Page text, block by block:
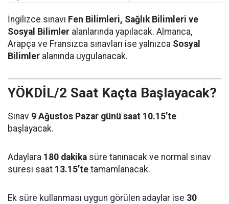
İngilizce sınavı Fen Bilimleri, Sağlık Bilimleri ve
Sosyal Bilimler alanlarında yapılacak. Almanca,
Arapça ve Fransızca sınavları ise yalnızca Sosyal
Bilimler alanında uygulanacak.
YÖKDİL/2 Saat Kaçta Başlayacak?
Sınav 9 Ağustos Pazar günü saat 10.15’te
başlayacak.
Adaylara 180 dakika süre tanınacak ve normal sınav
süresi saat 13.15’te tamamlanacak.
Ek süre kullanması uygun görülen adaylar ise 30